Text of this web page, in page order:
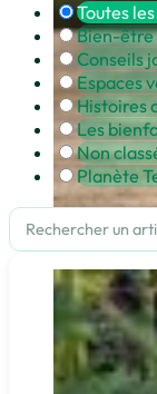
Toutes
Bien-être
Conseils
Espaces
Histoires
Les
Non
Planète